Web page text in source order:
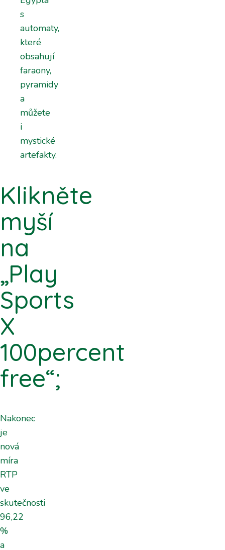
s
automaty,
které
obsahují
faraony,
pyramidy
a
můžete
i
mystické
artefakty.
Klikněte
myší
na
„Play
Sports
X
100percent
free“;
Nakonec
je
nová
míra
RTP
ve
skutečnosti
96,22
%
a